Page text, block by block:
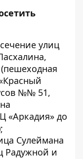
улиц
№№ 51,
«Аркадия» до
Сулеймана
Радужной и